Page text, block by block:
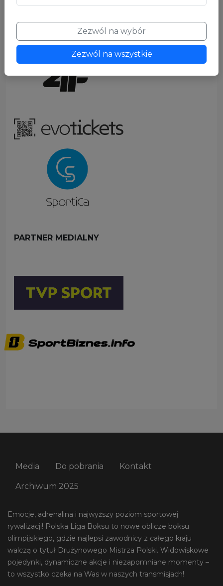
PARTNER MEDIALNY
Media Do pobrania Kontakt
Archiwum 2025
Emocje, adrenalina i najwyższy poziom sportowej
rywalizacji! Polska Liga Boksu to nowe oblicze boksu
olimpijskiego, gdzie najlepsi zawodnicy z całego kraju
walczą o tytuł Drużynowego Mistrza Polski. Widowiskowe
pojedynki, dynamiczne akcje i niezapomniane momenty –
to wszystko czeka na Was w naszych transmisjach!
Zezwól na wybór
Zezwól na wszystkie